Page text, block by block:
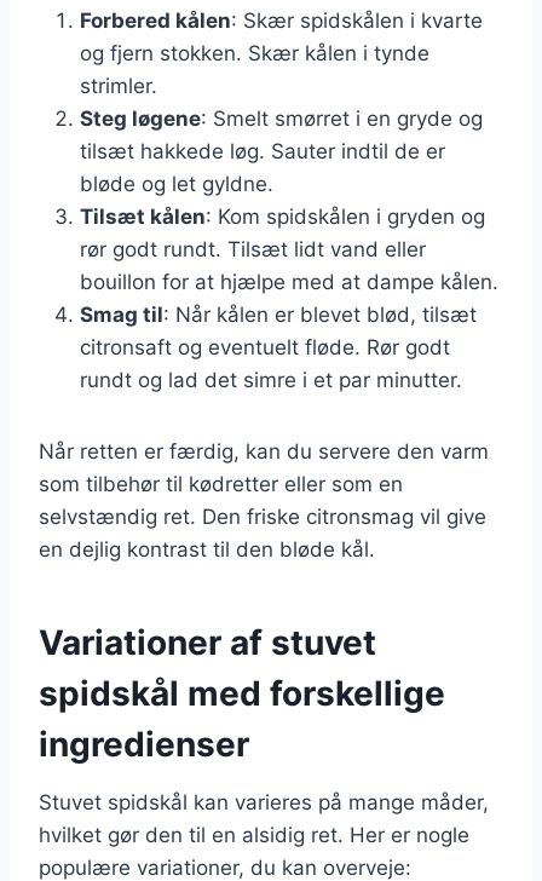
Forbered kålen: Skær spidskålen i kvarte
og fjern stokken. Skær kålen i tynde
strimler.
Steg løgene: Smelt smørret i en gryde og
tilsæt hakkede løg. Sauter indtil de er
bløde og let gyldne.
Tilsæt kålen: Kom spidskålen i gryden og
rør godt rundt. Tilsæt lidt vand eller
bouillon for at hjælpe med at dampe kålen.
Smag til: Når kålen er blevet blød, tilsæt
citronsaft og eventuelt fløde. Rør godt
rundt og lad det simre i et par minutter.
Når retten er færdig, kan du servere den varm
som tilbehør til kødretter eller som en
selvstændig ret. Den friske citronsmag vil give
en dejlig kontrast til den bløde kål.
Variationer af stuvet
spidskål med forskellige
ingredienser
Stuvet spidskål kan varieres på mange måder,
hvilket gør den til en alsidig ret. Her er nogle
populære variationer, du kan overveje: